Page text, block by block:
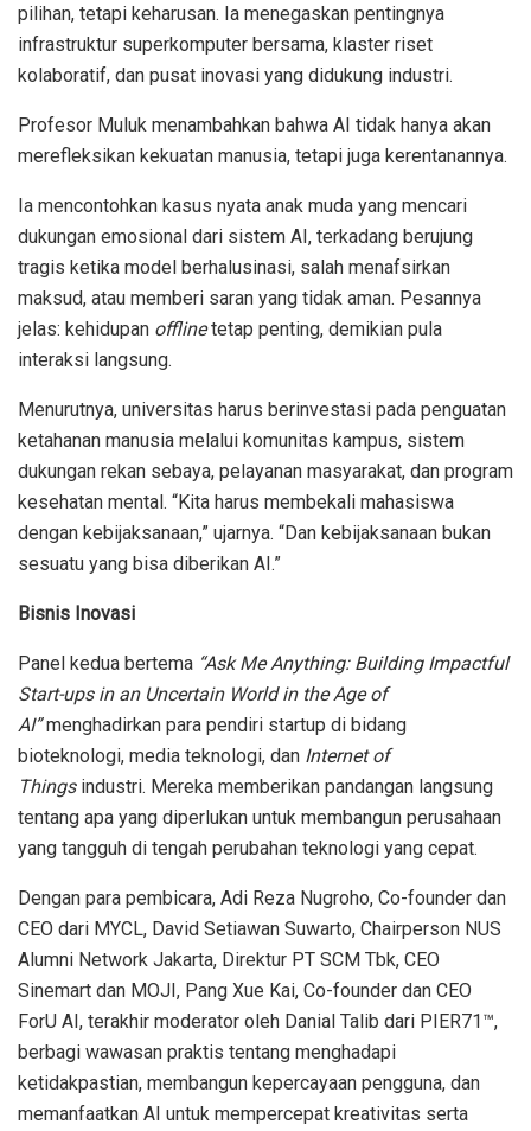
pilihan, tetapi keharusan. Ia menegaskan pentingnya
infrastruktur superkomputer bersama, klaster riset
kolaboratif, dan pusat inovasi yang didukung industri.
Profesor Muluk menambahkan bahwa AI tidak hanya akan
merefleksikan kekuatan manusia, tetapi juga kerentanannya.
Ia mencontohkan kasus nyata anak muda yang mencari
dukungan emosional dari sistem AI, terkadang berujung
tragis ketika model berhalusinasi, salah menafsirkan
maksud, atau memberi saran yang tidak aman. Pesannya
jelas: kehidupan offlinetetap penting, demikian pula
interaksi langsung.
Menurutnya, universitas harus berinvestasi pada penguatan
ketahanan manusia melalui komunitas kampus, sistem
dukungan rekan sebaya, pelayanan masyarakat, dan program
kesehatan mental. “Kita harus membekali mahasiswa
dengan kebijaksanaan,” ujarnya. “Dan kebijaksanaan bukan
sesuatu yang bisa diberikan AI.”
Bisnis Inovasi
Panel kedua bertema “Ask Me Anything: Building Impactful
Start-ups in an Uncertain World in the Age of
AI”menghadirkan para pendiri startup di bidang
bioteknologi, media teknologi, dan Internet of
Thingsindustri. Mereka memberikan pandangan langsung
tentang apa yang diperlukan untuk membangun perusahaan
yang tangguh di tengah perubahan teknologi yang cepat.
Dengan para pembicara, Adi Reza Nugroho, Co-founder dan
CEO dari MYCL, David Setiawan Suwarto, Chairperson NUS
Alumni Network Jakarta, Direktur PT SCM Tbk, CEO
Sinemart dan MOJI, Pang Xue Kai, Co-founder dan CEO
ForU AI, terakhir moderator oleh Danial Talib dari PIER71™,
berbagi wawasan praktis tentang menghadapi
ketidakpastian, membangun kepercayaan pengguna, dan
memanfaatkan AI untuk mempercepat kreativitas serta